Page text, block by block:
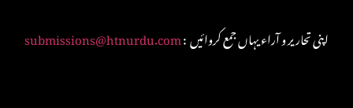
submissions@htnurdu.com : اپنی تحاریر و آراء یہاں جمع کروائیں